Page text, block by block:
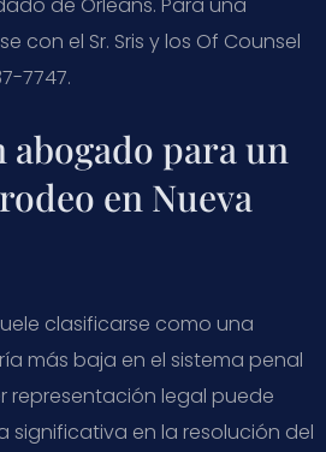
con el Sr. Sris y los Of Counsel
7747.
abogado para un
en Nueva
clasificarse como una
más baja en el sistema penal
representación legal puede
significativa en la resolución del